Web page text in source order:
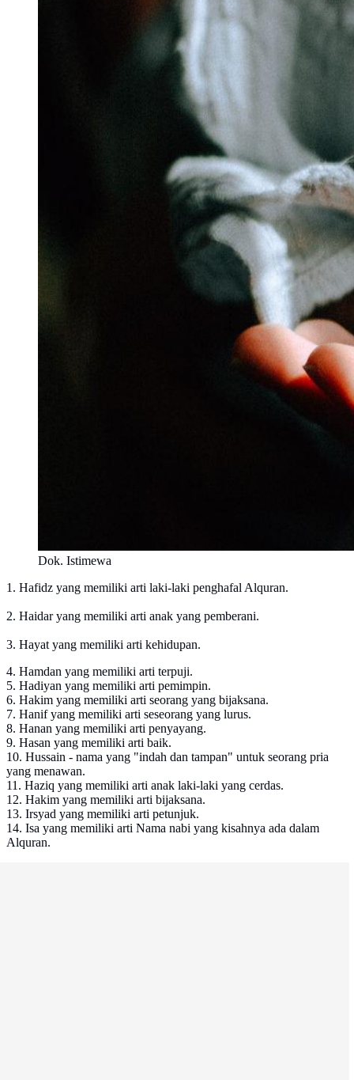
Dok. Istimewa
1. Hafidz yang memiliki arti laki-laki penghafal Alquran.
2. Haidar yang memiliki arti anak yang pemberani.
3. Hayat yang memiliki arti kehidupan.
4. Hamdan yang memiliki arti terpuji.
5. Hadiyan yang memiliki arti pemimpin.
6. Hakim yang memiliki arti seorang yang bijaksana.
7. Hanif yang memiliki arti seseorang yang lurus.
8. Hanan yang memiliki arti penyayang.
9. Hasan yang memiliki arti baik.
10. Hussain - nama yang "indah dan tampan" untuk seorang pria
yang menawan.
11. Haziq yang memiliki arti anak laki-laki yang cerdas.
12. Hakim yang memiliki arti bijaksana.
13. Irsyad yang memiliki arti petunjuk.
14. Isa yang memiliki arti Nama nabi yang kisahnya ada dalam
Alquran.